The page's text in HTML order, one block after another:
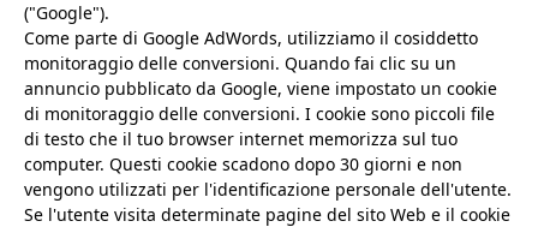
("Google").
Come parte di Google AdWords, utilizziamo il cosiddetto
monitoraggio delle conversioni. Quando fai clic su un
annuncio pubblicato da Google, viene impostato un cookie
di monitoraggio delle conversioni. I cookie sono piccoli file
di testo che il tuo browser internet memorizza sul tuo
computer. Questi cookie scadono dopo 30 giorni e non
vengono utilizzati per l'identificazione personale dell'utente.
Se l'utente visita determinate pagine del sito Web e il cookie